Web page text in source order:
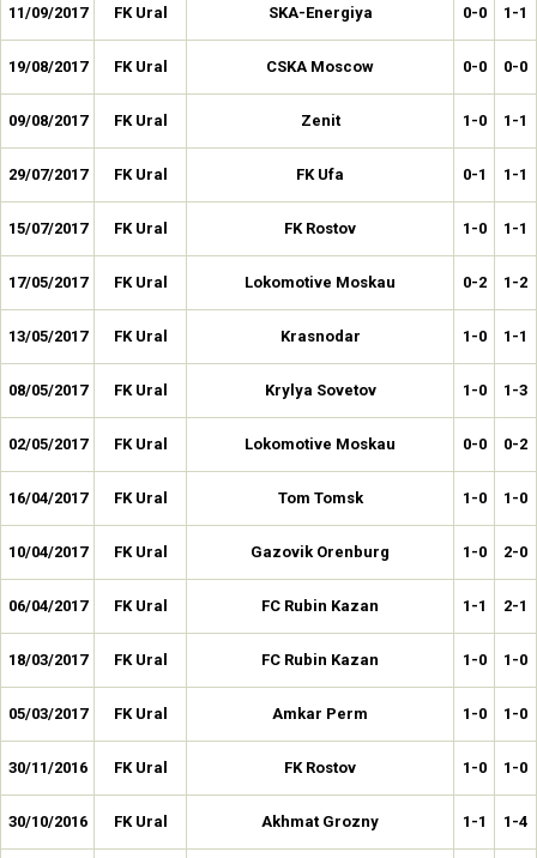
11/09/2017 FK Ural SKA-Energiya 0-0 1-1
19/08/2017 FK Ural CSKA Moscow 0-0 0-0
09/08/2017 FK Ural Zenit 1-0 1-1
29/07/2017 FK Ural FK Ufa 0-1 1-1
15/07/2017 FK Ural FK Rostov 1-0 1-1
17/05/2017 FK Ural Lokomotive Moskau 0-2 1-2
13/05/2017 FK Ural Krasnodar 1-0 1-1
08/05/2017 FK Ural Krylya Sovetov 1-0 1-3
02/05/2017 FK Ural Lokomotive Moskau 0-0 0-2
16/04/2017 FK Ural Tom Tomsk 1-0 1-0
10/04/2017 FK Ural Gazovik Orenburg 1-0 2-0
06/04/2017 FK Ural FC Rubin Kazan 1-1 2-1
18/03/2017 FK Ural FC Rubin Kazan 1-0 1-0
05/03/2017 FK Ural Amkar Perm 1-0 1-0
30/11/2016 FK Ural FK Rostov 1-0 1-0
30/10/2016 FK Ural Akhmat Grozny 1-1 1-4